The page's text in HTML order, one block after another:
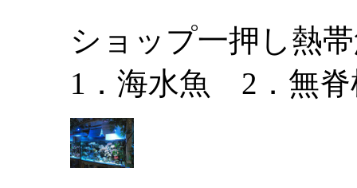
ショップ一押し熱
1．海水魚 2．無脊